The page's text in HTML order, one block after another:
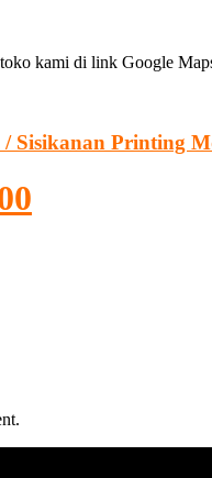
kami di link Google
/ Sisikanan Printing